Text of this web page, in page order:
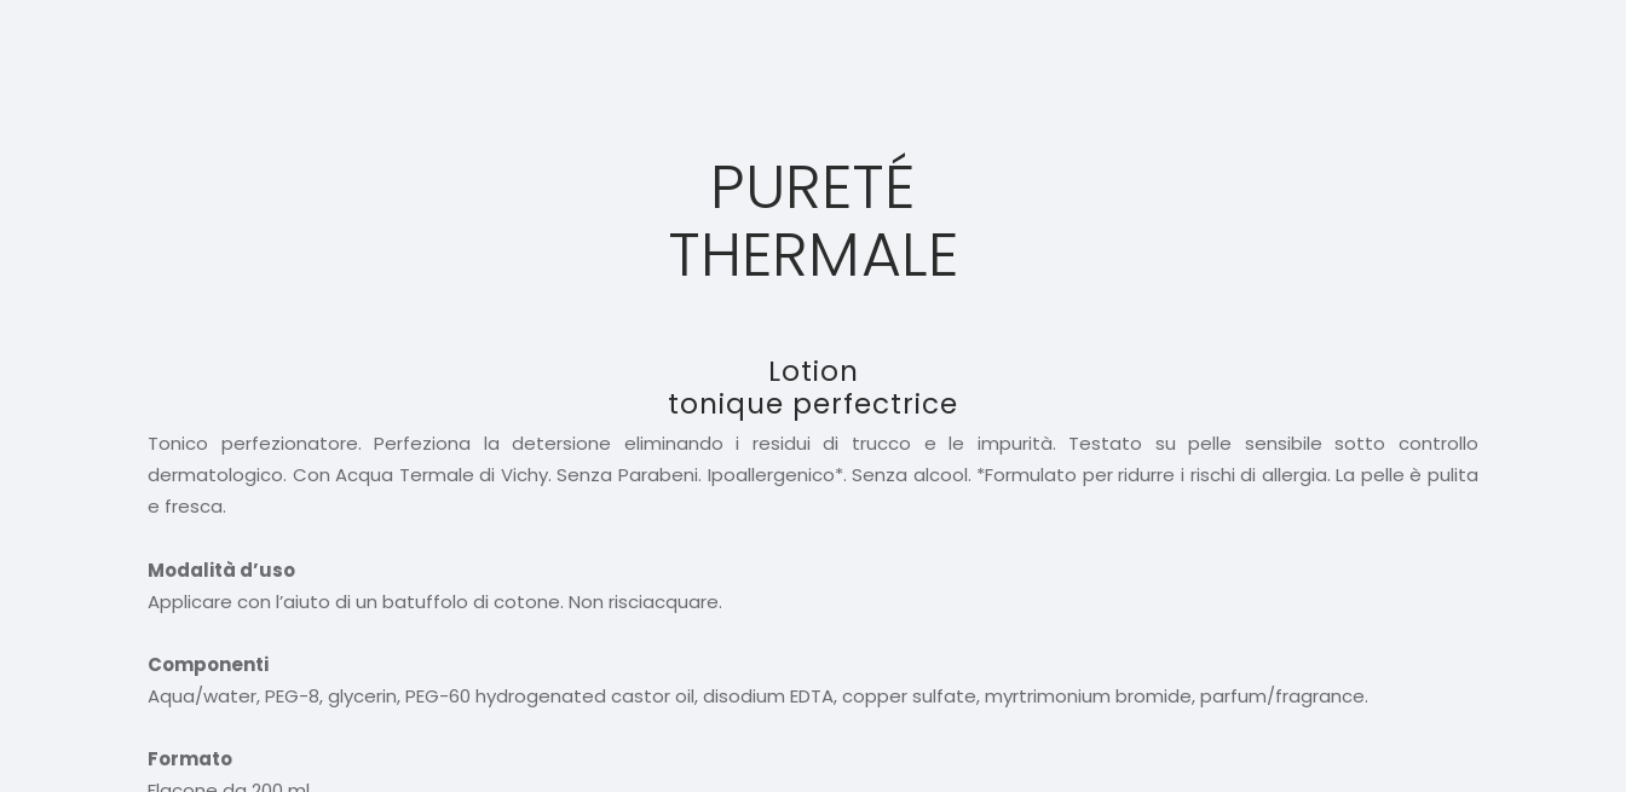
PURETÉ
THERMALE
Lotion
tonique perfectrice
Tonico perfezionatore. Perfeziona la detersione eliminando i residui di trucco e le impurità. Testato su pelle sensibile sotto controllo
dermatologico. Con Acqua Termale di Vichy. Senza Parabeni. Ipoallergenico*. Senza alcool. *Formulato per ridurre i rischi di allergia. La pelle è pulita
e fresca.
Modalità d’uso
Applicare con l’aiuto di un batuffolo di cotone. Non risciacquare.
Componenti
Aqua/water, PEG-8, glycerin, PEG-60 hydrogenated castor oil, disodium EDTA, copper sulfate, myrtrimonium bromide, parfum/fragrance.
Formato